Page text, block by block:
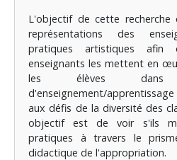
L'objectif de cette recherche
représentations des
pratiques artistiques
enseignants les mettent en
les élèves dans
d'enseignement/
aux défis de la diversité des
objectif est de voir s'ils
pratiques à travers le
didactique de l'appropriation.